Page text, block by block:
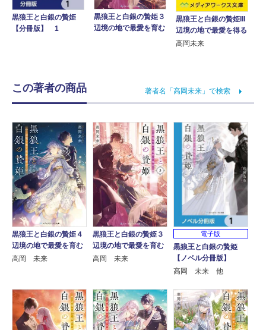
黒狼王と白銀の贄姫
【分冊版】 1
黒狼王と白銀の贄姫３
辺境の地で最愛を育む
黒狼王と白銀の贄姫III
辺境の地で最愛を得る
高岡未来
この著者の商品 著者名「高岡未来」で検索
黒狼王と白銀の贄姫４
辺境の地で最愛を育む
高岡 未来
黒狼王と白銀の贄姫３
辺境の地で最愛を育む
高岡 未来
電子版
黒狼王と白銀の贄姫
【ノベル分冊版】
高岡 未来 他